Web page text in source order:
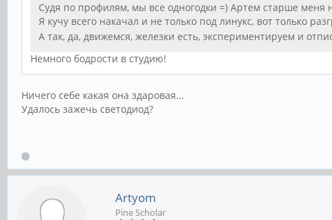
Судя по профилям, мы все одногодки =) Артем старше меня
Я кучу всего накачал и не только под линукс, вот только
А так, да, движемся, железки есть, экспериментируем и
Немного бодрости в студию!
Ничего себе какая она здаровая...
Удалось зажечь светодиод?
Artyom
Pine Scholar